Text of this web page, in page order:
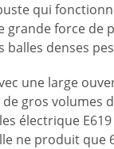
qui
grande force de
denses
une large
gros volumes
électrique
ne produit que